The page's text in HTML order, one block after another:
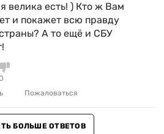
велика есть! ) Кто ж Вам
и покажет всю правду
А то ещё и СБУ
Пожаловаться
БОЛЬШЕ ОТВЕТОВ